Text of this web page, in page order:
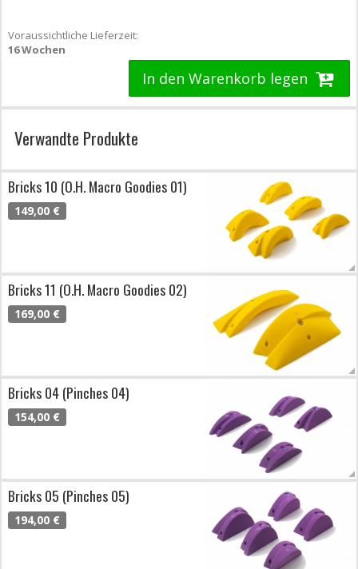
Voraussichtliche Lieferzeit:
16 Wochen
In den Warenkorb legen
Verwandte Produkte
Bricks 10 (O.H. Macro Goodies 01)
149,00 €
Bricks 11 (O.H. Macro Goodies 02)
169,00 €
Bricks 04 (Pinches 04)
154,00 €
Bricks 05 (Pinches 05)
194,00 €